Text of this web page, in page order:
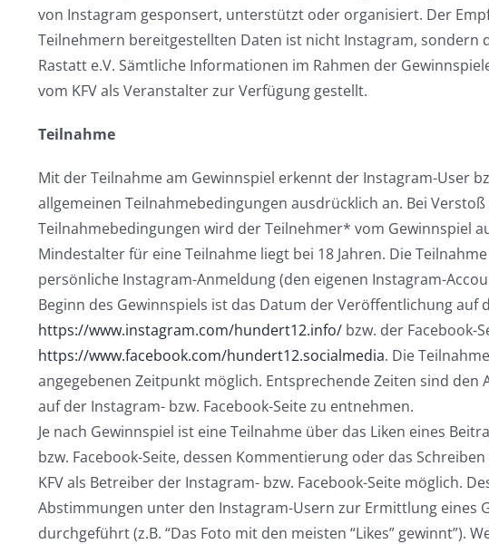
von Instagram gesponsert, unterstützt oder organisiert. Der
Teilnehmern bereitgestellten Daten ist nicht Instagram, sondern
Rastatt e.V. Sämtliche Informationen im Rahmen der
vom KFV als Veranstalter zur Verfügung gestellt.
Teilnahme
Mit der Teilnahme am Gewinnspiel erkennt der Instagram-User
allgemeinen Teilnahmebedingungen ausdrücklich an. Bei Verstoß
Teilnahmebedingungen wird der Teilnehmer* vom Gewinnspiel
Mindestalter für eine Teilnahme liegt bei 18 Jahren. Die
persönliche Instagram-Anmeldung (den eigenen Instagram-
Beginn des Gewinnspiels ist das Datum der Veröffentlichung auf
https://www.instagram.com/hundert12.info/bzw. der Facebook-
https://www.facebook.com/hundert12.socialmedia. Die
angegebenen Zeitpunkt möglich. Entsprechende Zeiten sind den
auf der Instagram- bzw. Facebook-Seite zu entnehmen.
Je nach Gewinnspiel ist eine Teilnahme über das Liken eines
bzw. Facebook-Seite, dessen Kommentierung oder das
KFV als Betreiber der Instagram- bzw. Facebook-Seite möglich.
Abstimmungen unter den Instagram-Usern zur Ermittlung eines
durchgeführt (z.B. “Das Foto mit den meisten “Likes” gewinnt”).